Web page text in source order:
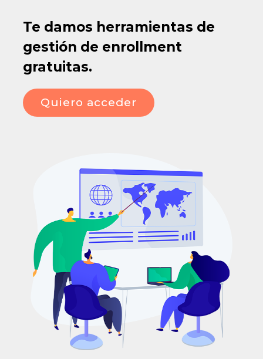
Te damos herramientas de
gestión de enrollment
gratuitas.
Quiero acceder